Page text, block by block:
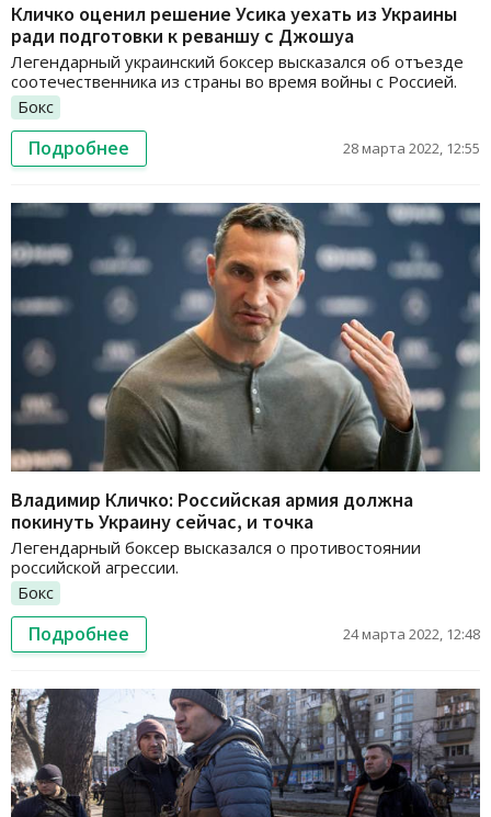
Кличко оценил решение Усика уехать из Украины
ради подготовки к реваншу с Джошуа
Легендарный украинский боксер высказался об отъезде
соотечественника из страны во время войны с Россией.
Бокс
Подробнее 28 марта 2022, 12:55
Владимир Кличко: Российская армия должна
покинуть Украину сейчас, и точка
Легендарный боксер высказался о противостоянии
российской агрессии.
Бокс
Подробнее 24 марта 2022, 12:48